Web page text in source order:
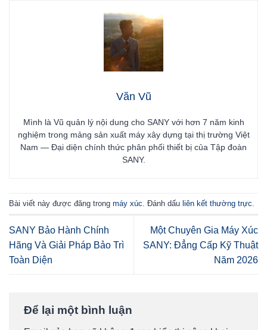
Văn Vũ
Mình là Vũ quản lý nội dung cho SANY với hơn 7 năm kinh
nghiệm trong mảng sản xuất máy xây dựng tại thị trường Việt
Nam — Đại diện chính thức phân phối thiết bị của Tập đoàn
SANY.
Bài viết này được đăng trong máy xúc . Đánh dấu liên kết thường trực
SANY Bảo Hành Chính
Hãng Và Giải Pháp Bảo Trì
Toàn Diện
Một Chuyên Gia Máy Xúc
SANY: Đẳng Cấp Kỹ Thuật
Năm 2026
Để lại một bình luận